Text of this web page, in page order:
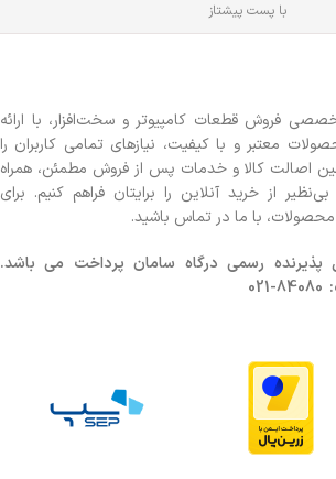
با پست پیشتاز
فروش قطعات کامپیوتر و سخت‌افزار، با ارائه
معتبر و با کیفیت، نیازهای تمامی کاربران را
اصالت کالا و خدمات پس از فروش مطمئن، همراه
از خرید آنلاین را برایتان فراهم کنیم. برای
با ما در تماس باشید.
پذیرنده رسمی درگاه سامان پرداخت می باشد.